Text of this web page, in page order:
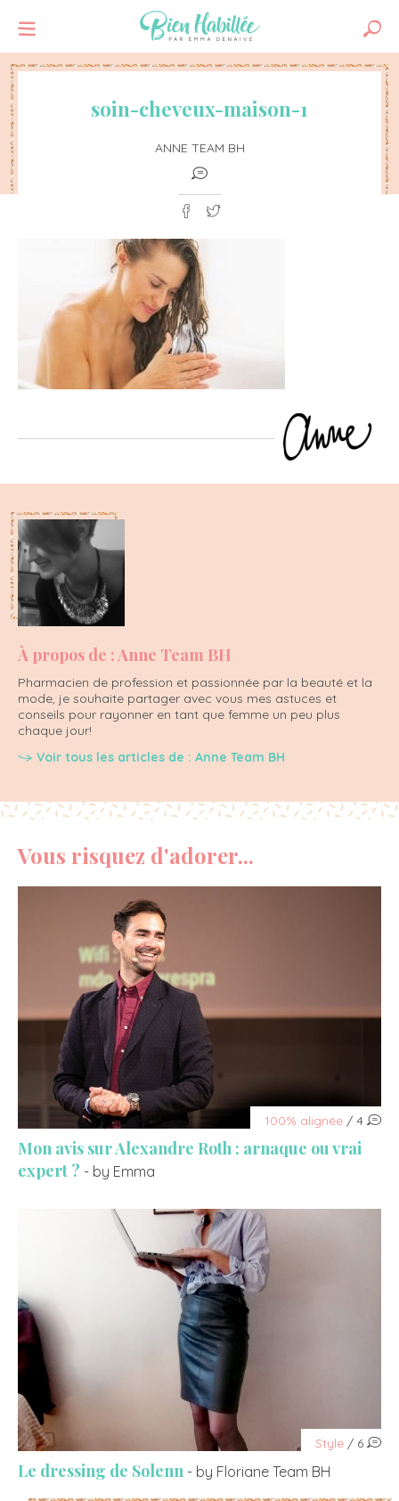
soin-cheveux-maison-1
ANNE TEAM BH
À propos de : Anne Team BH
Pharmacien de profession et passionnée par la beauté et la
mode, je souhaite partager avec vous mes astuces et
conseils pour rayonner en tant que femme un peu plus
chaque jour!
Voir tous les articles de : Anne Team BH
Vous risquez d'adorer...
100% alignée / 4
Mon avis sur Alexandre Roth : arnaque ou vrai
expert ? - by Emma
Style / 6
Le dressing de Solenn - by Floriane Team BH